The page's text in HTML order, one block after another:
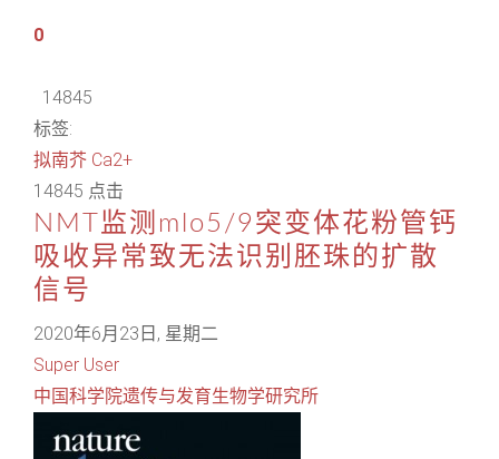
0
14845
标签:
拟南芥 Ca2+
14845 点击
NMT监测mlo5/9突变体花粉管钙
吸收异常致无法识别胚珠的扩散
信号
2020年6月23日, 星期二
Super User
中国科学院遗传与发育生物学研究所